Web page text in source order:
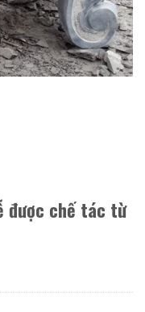
được chế tác từ